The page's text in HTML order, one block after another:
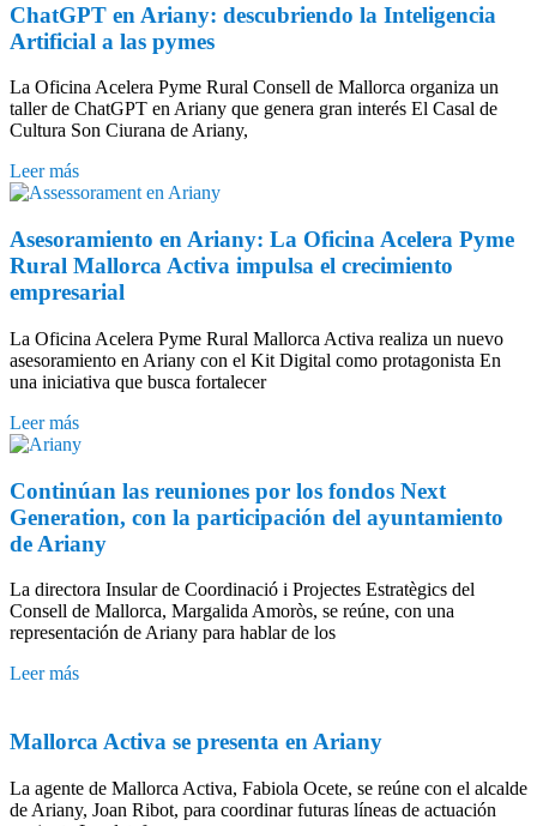
ChatGPT en Ariany: descubriendo la Inteligencia
Artificial a las pymes
La Oficina Acelera Pyme Rural Consell de Mallorca organiza un
taller de ChatGPT en Ariany que genera gran interés El Casal de
Cultura Son Ciurana de Ariany,
Leer más
Asesoramiento en Ariany: La Oficina Acelera Pyme
Rural Mallorca Activa impulsa el crecimiento
empresarial
La Oficina Acelera Pyme Rural Mallorca Activa realiza un nuevo
asesoramiento en Ariany con el Kit Digital como protagonista En
una iniciativa que busca fortalecer
Leer más
Continúan las reuniones por los fondos Next
Generation, con la participación del ayuntamiento
de Ariany
La directora Insular de Coordinació i Projectes Estratègics del
Consell de Mallorca, Margalida Amoròs, se reúne, con una
representación de Ariany para hablar de los
Leer más
Mallorca Activa se presenta en Ariany
La agente de Mallorca Activa, Fabiola Ocete, se reúne con el alcalde
de Ariany, Joan Ribot, para coordinar futuras líneas de actuación